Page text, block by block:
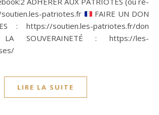
patriotes.fr
FAIRE UN DON
: https://soutien.les-patriotes.fr/don
LA SOUVERAINETÉ : https://les-
LIRE LA SUITE